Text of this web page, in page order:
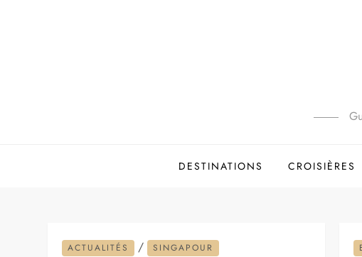
DESTINATIONS CROISIÈRES
ACTUALITÉS / SINGAPOUR